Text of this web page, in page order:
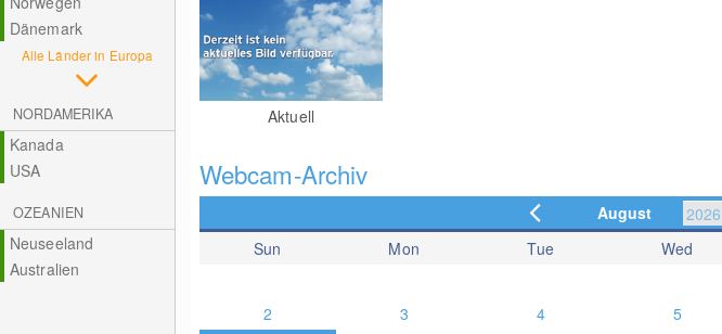
Dänemark
Alle Länder in Europa
NORDAMERIKA
Kanada
USA
OZEANIEN
Neuseeland
Australien
Aktuell
Webcam-Archiv
August
Sun
Mon Tue Wed
2
3 4 5